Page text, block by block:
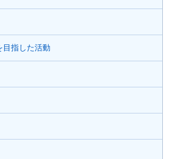
目指した活動